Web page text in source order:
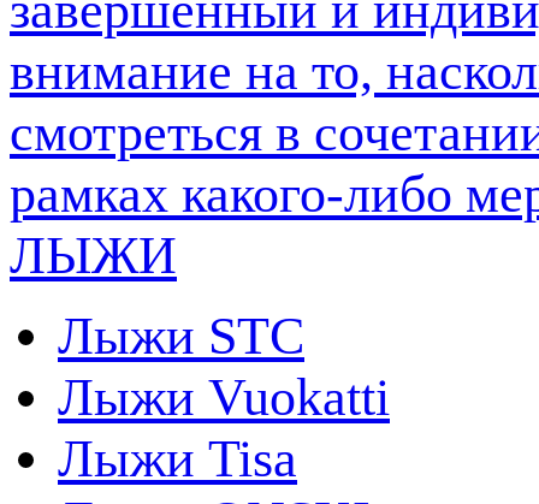
ЛЫЖИ
Лыжи STC
Лыжи Vuokatti
Лыжи Tisa